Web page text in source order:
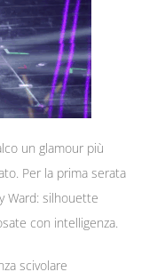
un glamour più
Per la prima serata
Ward: silhouette
con intelligenza.
scivolare